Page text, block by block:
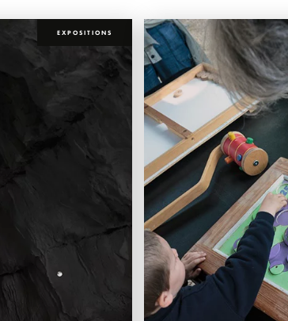
EXPOSITIONS